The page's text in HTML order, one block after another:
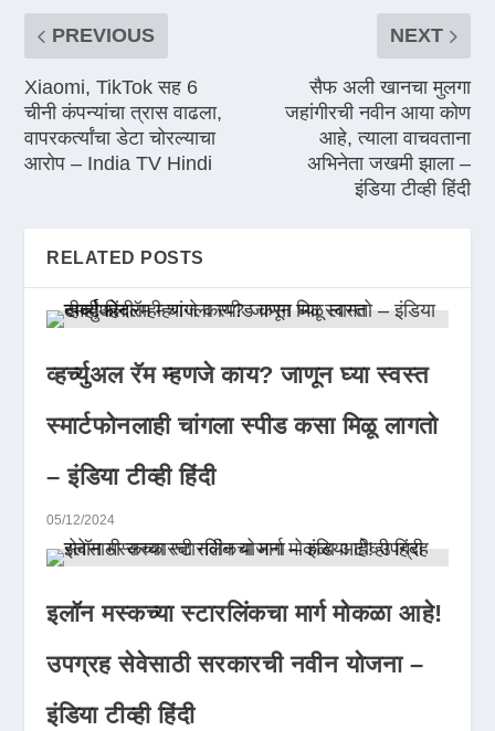
PREVIOUS
Xiaomi, TikTok सह 6
चीनी कंपन्यांचा त्रास वाढला,
वापरकर्त्यांचा डेटा चोरल्याचा
आरोप – India TV Hindi
NEXT
सैफ अली खानचा मुलगा
जहांगीरची नवीन आया कोण
आहे, त्याला वाचवताना
अभिनेता जखमी झाला –
इंडिया टीव्ही हिंदी
RELATED POSTS
व्हर्च्युअल रॅम म्हणजे काय? जाणून घ्या स्वस्त
स्मार्टफोनलाही चांगला स्पीड कसा मिळू लागतो
– इंडिया टीव्ही हिंदी
05/12/2024
इलॉन मस्कच्या स्टारलिंकचा मार्ग मोकळा आहे!
उपग्रह सेवेसाठी सरकारची नवीन योजना –
इंडिया टीव्ही हिंदी